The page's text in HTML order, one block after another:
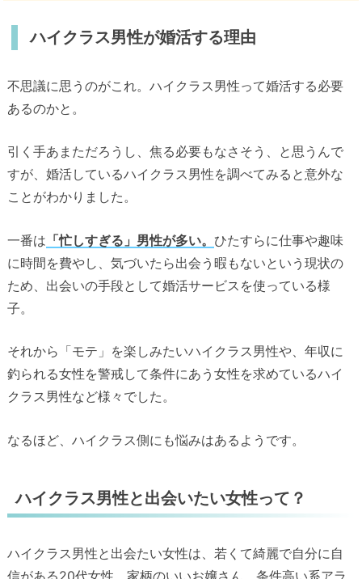
ハイクラス男性が婚活する理由
不思議に思うのがこれ。ハイクラス男性って婚活する必要
あるのかと。
引く手あまただろうし、焦る必要もなさそう、と思うんで
すが、婚活しているハイクラス男性を調べてみると意外な
ことがわかりました。
一番は 「忙しすぎる」男性が多い。 ひたすらに仕事や趣味
に時間を費やし、気づいたら出会う暇もないという現状の
ため、出会いの手段として婚活サービスを使っている様
子。
それから「モテ」を楽しみたいハイクラス男性や、年収に
釣られる女性を警戒して条件にあう女性を求めているハイ
クラス男性など様々でした。
なるほど、ハイクラス側にも悩みはあるようです。
ハイクラス男性と出会いたい女性って？
ハイクラス男性と出会たい女性は、若くて綺麗で自分に自
信がある20代女性、家柄のいいお嬢さん、条件高い系アラ